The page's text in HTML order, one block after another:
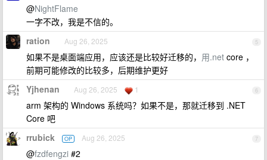
@NightFlame
一字不改，我是不信的。
5
ration Aug 26, 2025
如果不是桌面端应用，应该还是比较好迁移的， 用.net core ，
前期可能修改的比较多，后期维护更好
6
Yjhenan Aug 26, 2025 1
arm 架构的 Windows 系统吗？如果不是，那就迁移到 .NET
Core 吧
7
rrubick OP Aug 26, 2025
@fzdfengzi #2